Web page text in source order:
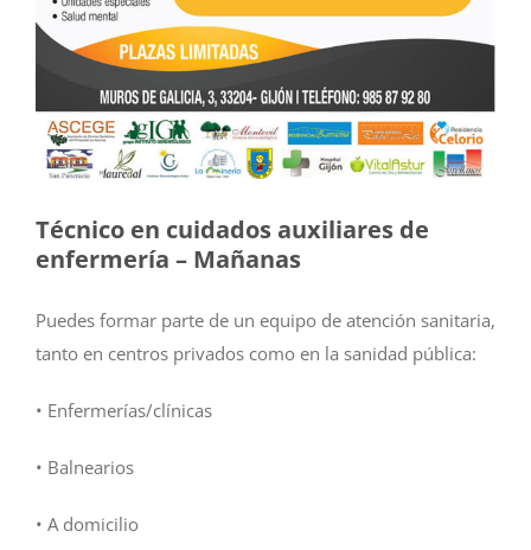
Técnico en cuidados auxiliares de
enfermería – Mañanas
Puedes formar parte de un equipo de atención sanitaria,
tanto en centros privados como en la sanidad pública:
• Enfermerías/clínicas
• Balnearios
• A domicilio